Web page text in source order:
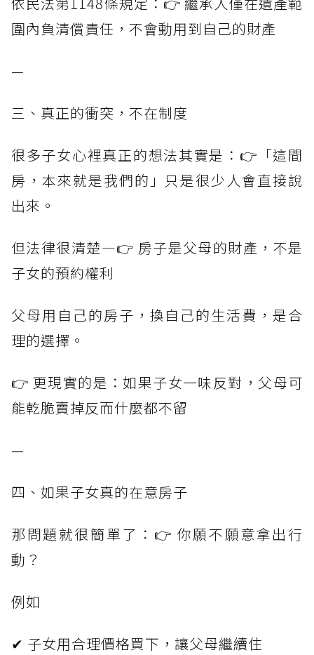
圍內負清償責任，不會動用到自己的財產
—
三、真正的衝突，不在制度
很多子女心裡真正的想法其實是：👉「這間
房，本來就是我們的」只是很少人會直接說
出來。
但法律很清楚—👉 房子是父母的財產，不是
子女的預約權利
父母用自己的房子，換自己的生活費，是合
理的選擇。
👉 更現實的是：如果子女一味反對，父母可
能乾脆賣掉反而什麼都不留
—
四、如果子女真的在意房子
那問題就很簡單了：👉 你願不願意拿出行
動？
例如
✔ 子女用合理價格買下，讓父母繼續住